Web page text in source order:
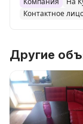
Контактное
Другие